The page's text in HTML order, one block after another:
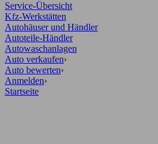
Service-Übersicht
Kfz-Werkstätten
Autohäuser und Händler
Autoteile-Händler
Autowaschanlagen
Auto verkaufen›
Auto bewerten›
Anmelden›
Startseite